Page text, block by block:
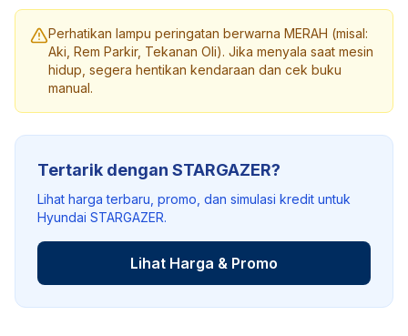
Perhatikan lampu peringatan berwarna MERAH (misal:
Aki, Rem Parkir, Tekanan Oli). Jika menyala saat mesin
hidup, segera hentikan kendaraan dan cek buku
manual.
Tertarik dengan STARGAZER?
Lihat harga terbaru, promo, dan simulasi kredit untuk
Hyundai STARGAZER.
Lihat Harga & Promo